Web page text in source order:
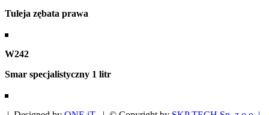
Tuleja zębata prawa
W242
Smar specjalistyczny 1 litr